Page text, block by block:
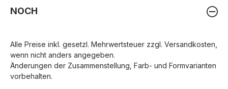
NOCH
Alle Preise inkl. gesetzl. Mehrwertsteuer zzgl. Versandkosten
wenn nicht anders angegeben.
Änderungen der Zusammenstellung, Farb- und Formvarianten
vorbehalten.